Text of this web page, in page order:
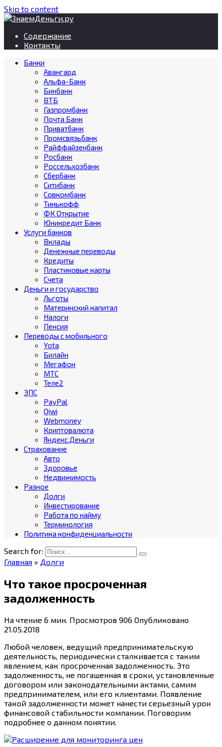
Skip to content
Содержание
Контакты
Банки
Авангард
Альфа-Банк
Бинбанк
ВТБ
Газпромбанк
Почта Банк
Приватбанк
Промсвязьбанк
Райффайзенбанк
Росбанк
Россельхозбанк
Сбербанк
Ситибанк
Совкомбанк
Тинькофф
ФК Открытие
Юникредит Банк
Услуги банков
Вклады
Денежные переводы
Кредиты
Пластиковые карты
Счета
Деньги и государство
Льготы
Материнский капитал
Налоги
Пенсия
Переводы с мобильного
Yota
Билайн
Мегафон
МТС
Теле2
ЭПС
PayPal
Qiwi
Webmoney
Криптовалюта
Яндекс.Деньги
Страхование
Авто
Здоровье
Недвижимость
Разное
Долги
Инвестирование
Работа по найму
Терминология
Политика конфиденциальности
Search for:
Главная » Долги
Что такое просроченная
задолженность
На чтение 6 мин. Просмотров 906 Опубликовано
21.05.2018
Любой человек, ведущий предпринимательскую
деятельность, периодически сталкивается с таким
явлением, как просроченная задолженность. Это
задолженность, не погашенная в сроки, установленные
договором или законодательными актами, самим
предпринимателем, или его клиентами. Появление
такой задолженности может нанести серьезный урон
финансовой стабильности компании. Поговорим
подробнее о данном понятии.